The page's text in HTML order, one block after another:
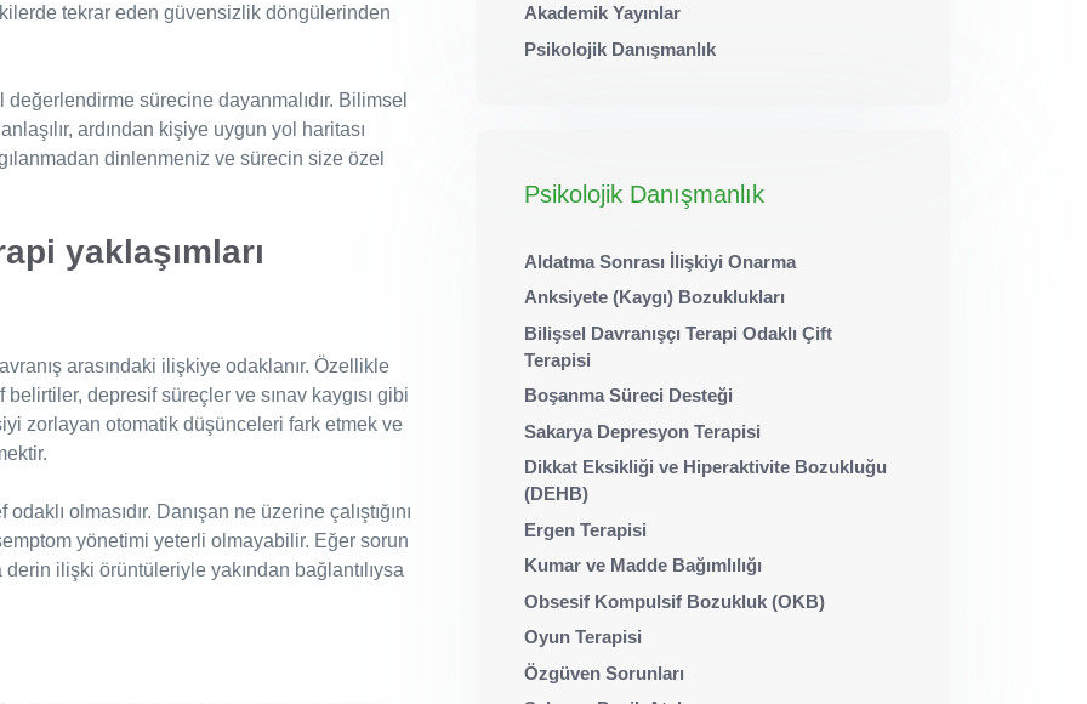
tekrar eden güvensizlik döngülerinden
sürecine dayanmalıdır. Bilimsel
ardından kişiye uygun yol haritası
dinlenmeniz ve sürecin size özel
yaklaşımları
arasındaki ilişkiye odaklanır. Özellikle
depresif süreçler ve sınav kaygısı gibi
zorlayan otomatik düşünceleri fark etmek ve
olmasıdır. Danışan ne üzerine çalıştığını
yönetimi yeterli olmayabilir. Eğer sorun
ilişki örüntüleriyle yakından bağlantılıysa
Akademik Yayınlar
Psikolojik Danışmanlık
Psikolojik Danışmanlık
Aldatma Sonrası İlişkiyi Onarma
Anksiyete (Kaygı) Bozuklukları
Bilişsel Davranışçı Terapi Odaklı Çift
Terapisi
Boşanma Süreci Desteği
Sakarya Depresyon Terapisi
Dikkat Eksikliği ve Hiperaktivite Bozukluğu
(DEHB)
Ergen Terapisi
Kumar ve Madde Bağımlılığı
Obsesif Kompulsif Bozukluk (OKB)
Oyun Terapisi
Özgüven Sorunları